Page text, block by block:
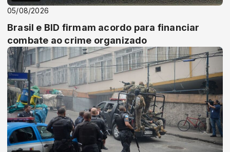
05/08/2026
Brasil e BID firmam acordo para financiar
combate ao crime organizado